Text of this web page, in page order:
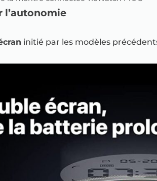
l’autonomie
initié par les modèles